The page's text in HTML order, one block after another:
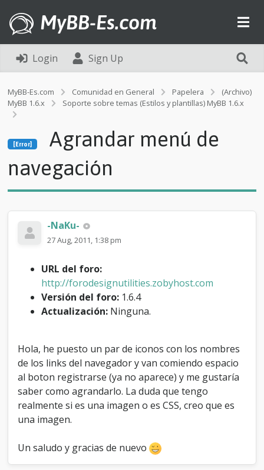
MyBB-Es.com
Login Sign Up
MyBB-Es.com Comunidad en General Papelera
(Archivo)
MyBB 1.6.x
Soporte sobre temas (Estilos y plantillas) MyBB 1.6.x
g
a
d
r
m
e
a
c
ó
n
[Error]
Agrandar menú de
navegación
-NaKu-
27 Aug, 2011, 1:38 pm
URL del foro:
http://forodesignutilities.zobyhost.com
Versión del foro: 1.6.4
Actualización: Ninguna.
Hola, he puesto un par de iconos con los nombres
de los links del navegador y van comiendo espacio
al boton registrarse (ya no aparece) y me gustaría
saber como agrandarlo. La duda que tengo
realmente si es una imagen o es CSS, creo que es
una imagen.
Un saludo y gracias de nuevo